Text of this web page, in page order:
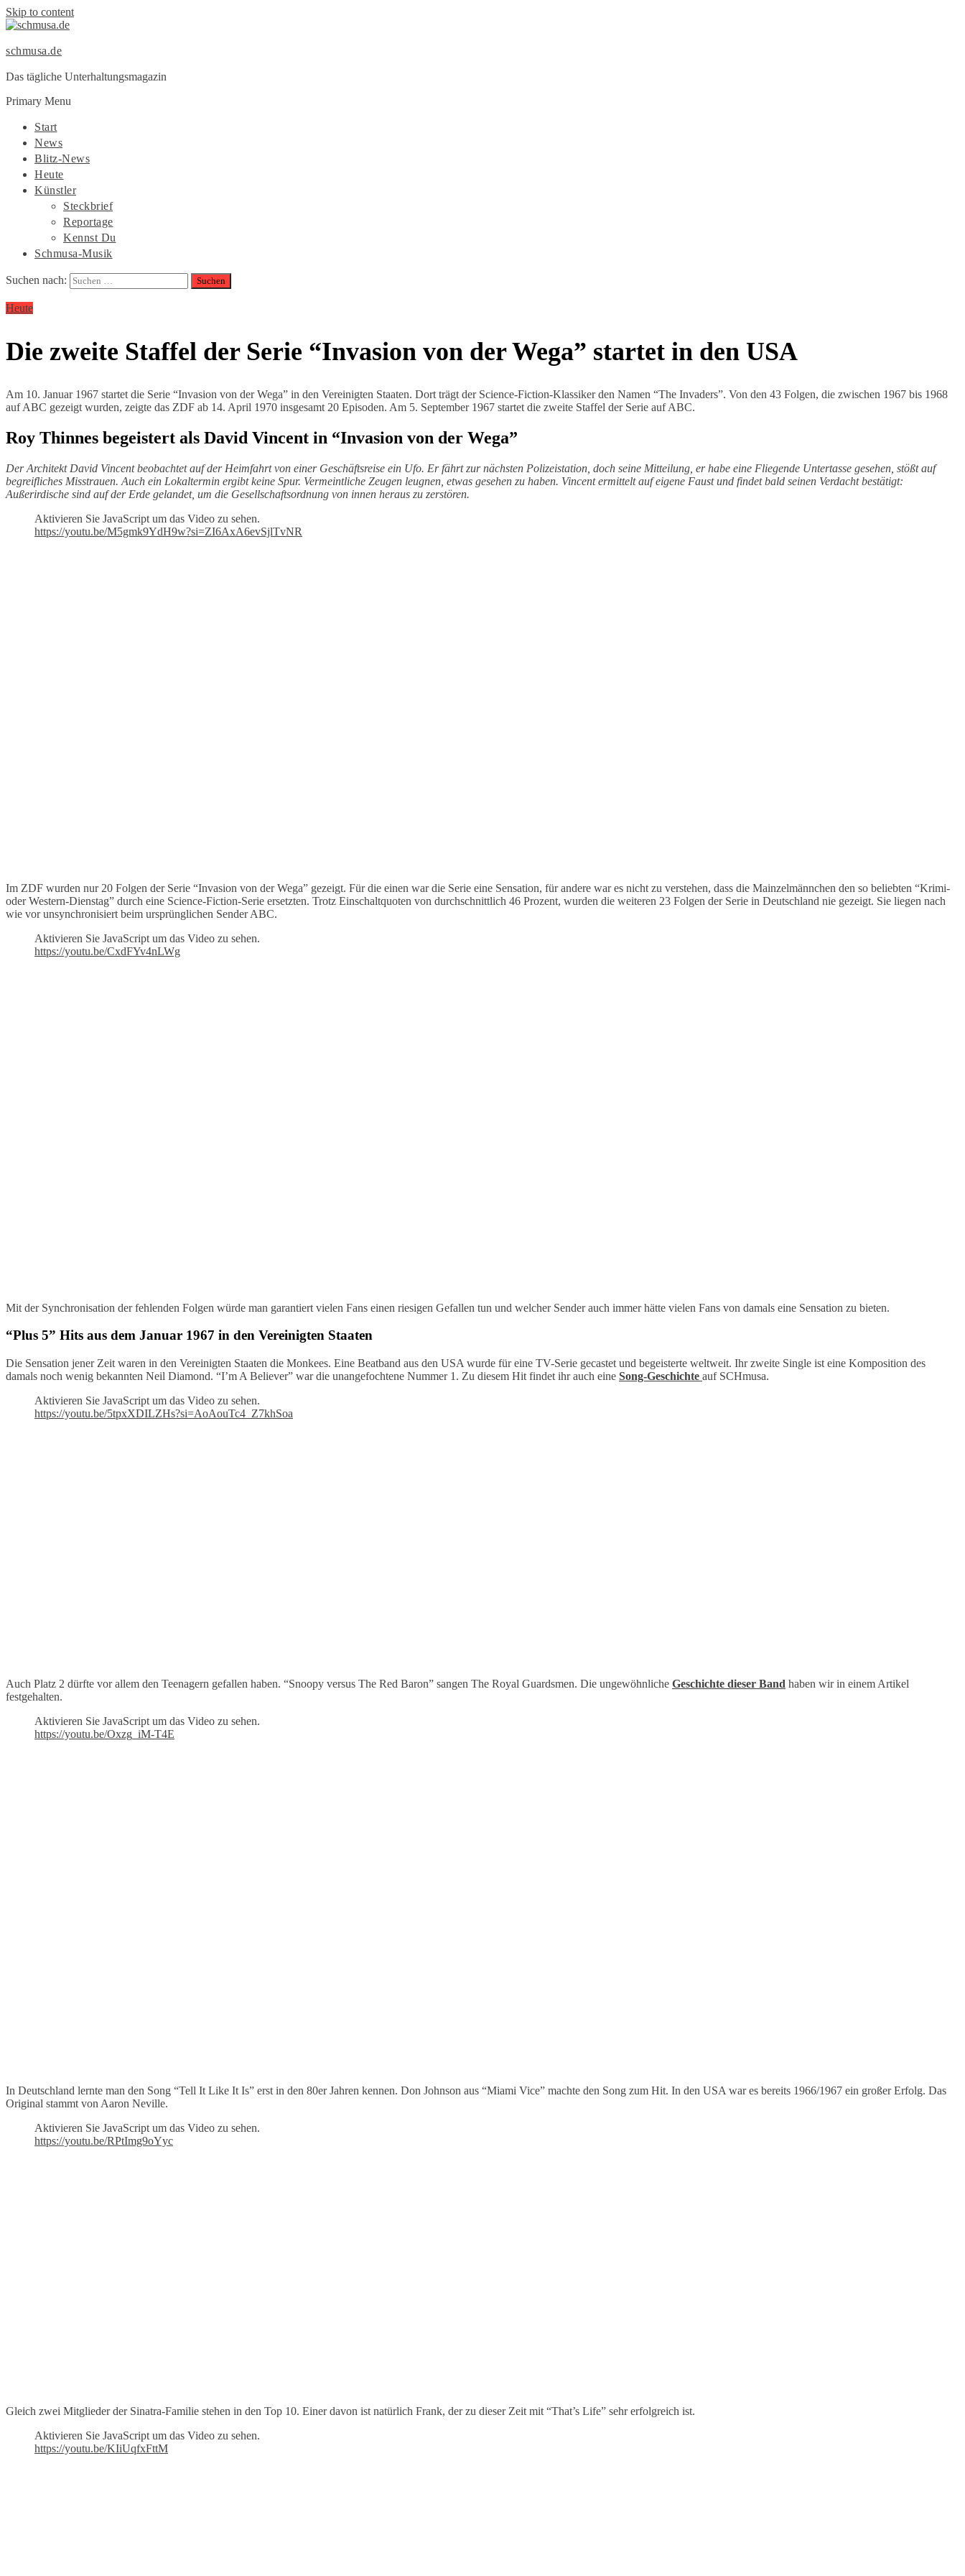
Skip to content
schmusa.de
Das tägliche Unterhaltungsmagazin
Primary Menu
Start
News
Blitz-News
Heute
Künstler
Steckbrief
Reportage
Kennst Du
Schmusa-Musik
Suchen nach:
Heute
Die zweite Staffel der Serie “Invasion von der Wega” startet in den USA
Am 10. Januar 1967 startet die Serie “Invasion von der Wega” in den Vereinigten Staaten. Dort trägt der Science-Fiction-Klassiker den Namen “The Invaders”. Von den 43 Folgen, die zwischen 1967 bis 1968
auf ABC gezeigt wurden, zeigte das ZDF ab 14. April 1970 insgesamt 20 Episoden. Am 5. September 1967 startet die zweite Staffel der Serie auf ABC.
Roy Thinnes begeistert als David Vincent in “Invasion von der Wega”
Der Architekt David Vincent beobachtet auf der Heimfahrt von einer Geschäftsreise ein Ufo. Er fährt zur nächsten Polizeistation, doch seine Mitteilung, er habe eine Fliegende Untertasse gesehen, stößt auf
begreifliches Misstrauen. Auch ein Lokaltermin ergibt keine Spur. Vermeintliche Zeugen leugnen, etwas gesehen zu haben. Vincent ermittelt auf eigene Faust und findet bald seinen Verdacht bestätigt:
Außerirdische sind auf der Erde gelandet, um die Gesellschaftsordnung von innen heraus zu zerstören.
Aktivieren Sie JavaScript um das Video zu sehen.
https://youtu.be/M5gmk9YdH9w?si=ZI6AxA6evSjlTvNR
Im ZDF wurden nur 20 Folgen der Serie “Invasion von der Wega” gezeigt. Für die einen war die Serie eine Sensation, für andere war es nicht zu verstehen, dass die Mainzelmännchen den so beliebten “Krimi-
oder Western-Dienstag” durch eine Science-Fiction-Serie ersetzten. Trotz Einschaltquoten von durchschnittlich 46 Prozent, wurden die weiteren 23 Folgen der Serie in Deutschland nie gezeigt. Sie liegen nach
wie vor unsynchronisiert beim ursprünglichen Sender ABC.
Aktivieren Sie JavaScript um das Video zu sehen.
https://youtu.be/CxdFYv4nLWg
Mit der Synchronisation der fehlenden Folgen würde man garantiert vielen Fans einen riesigen Gefallen tun und welcher Sender auch immer hätte vielen Fans von damals eine Sensation zu bieten.
“Plus 5” Hits aus dem Januar 1967 in den Vereinigten Staaten
Die Sensation jener Zeit waren in den Vereinigten Staaten die Monkees. Eine Beatband aus den USA wurde für eine TV-Serie gecastet und begeisterte weltweit. Ihr zweite Single ist eine Komposition des
damals noch wenig bekannten Neil Diamond. “I’m A Believer” war die unangefochtene Nummer 1. Zu diesem Hit findet ihr auch eine Song-Geschichte auf SCHmusa.
Aktivieren Sie JavaScript um das Video zu sehen.
https://youtu.be/5tpxXDILZHs?si=AoAouTc4_Z7khSoa
Auch Platz 2 dürfte vor allem den Teenagern gefallen haben. “Snoopy versus The Red Baron” sangen The Royal Guardsmen. Die ungewöhnliche Geschichte dieser Band haben wir in einem Artikel
festgehalten.
Aktivieren Sie JavaScript um das Video zu sehen.
https://youtu.be/Oxzg_iM-T4E
In Deutschland lernte man den Song “Tell It Like It Is” erst in den 80er Jahren kennen. Don Johnson aus “Miami Vice” machte den Song zum Hit. In den USA war es bereits 1966/1967 ein großer Erfolg. Das
Original stammt von Aaron Neville.
Aktivieren Sie JavaScript um das Video zu sehen.
https://youtu.be/RPtImg9oYyc
Gleich zwei Mitglieder der Sinatra-Familie stehen in den Top 10. Einer davon ist natürlich Frank, der zu dieser Zeit mit “That’s Life” sehr erfolgreich ist.
Aktivieren Sie JavaScript um das Video zu sehen.
https://youtu.be/KIiUqfxFttM